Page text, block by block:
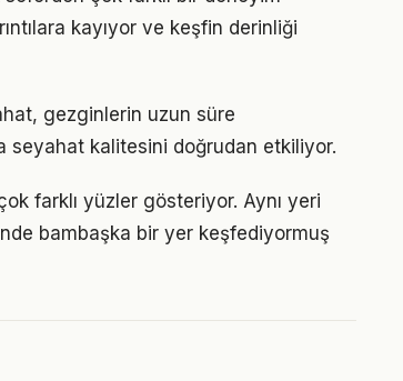
kayıyor ve keşfin derinliği
gezginlerin uzun süre
seyahat kalitesini doğrudan etkiliyor.
farklı yüzler gösteriyor. Aynı yeri
bambaşka bir yer keşfediyormuş